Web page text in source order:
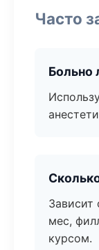
Часто
Больно
Зависит
мес,
курсом.